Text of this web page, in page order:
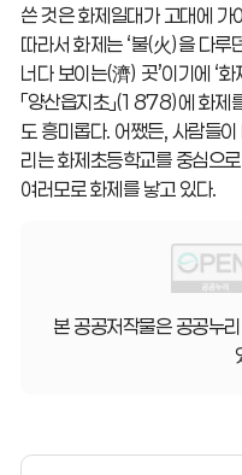
쓴 것은 화제일대가 고대에 가
따라서 화제는 ‘불(火)을 다루
너다 보이는(濟) 곳’이기에 ‘
「양산읍지초」(1878)에 화제
도 흥미롭다. 어쨌든, 사람들
리는 화제초등학교를 중심으
여러모로 화제를 낳고 있다.
본 공공저작물은 공공누